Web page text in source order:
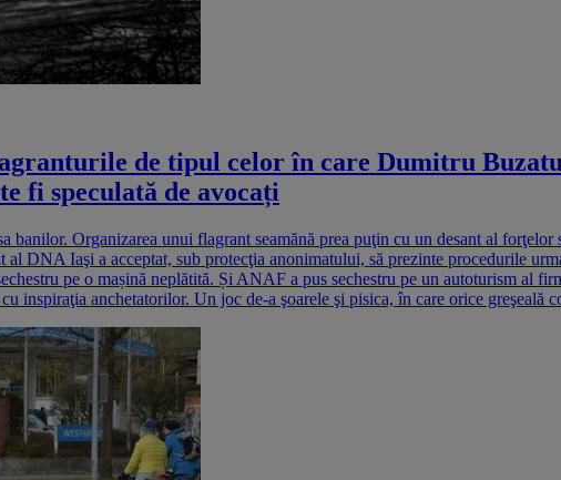
de tipul celor în care Dumitru
fi speculată de avocați
banilor. Organizarea unui flagrant seamănă prea puţin cu un desant al
DNA Iaşi a acceptat, sub protecţia anonimatului, să prezinte procedurile
pe o mașină neplătită. Și ANAF a pus sechestru pe un autoturism al
inspiraţia anchetatorilor. Un joc de-a şoarele şi pisica, în care orice